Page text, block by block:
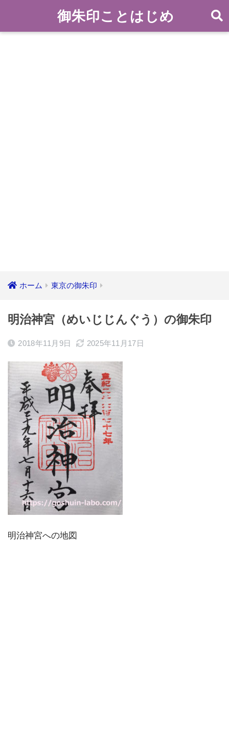
御朱印ことはじめ
ホーム 東京の御朱印
明治神宮（めいじじんぐう）の御朱印
2018年11月9日 2025年11月17日
明治神宮への地図